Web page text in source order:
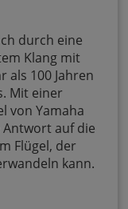
durch eine
Klang mit
als 100 Jahren
Mit einer
von Yamaha
Antwort auf die
Flügel, der
kann.